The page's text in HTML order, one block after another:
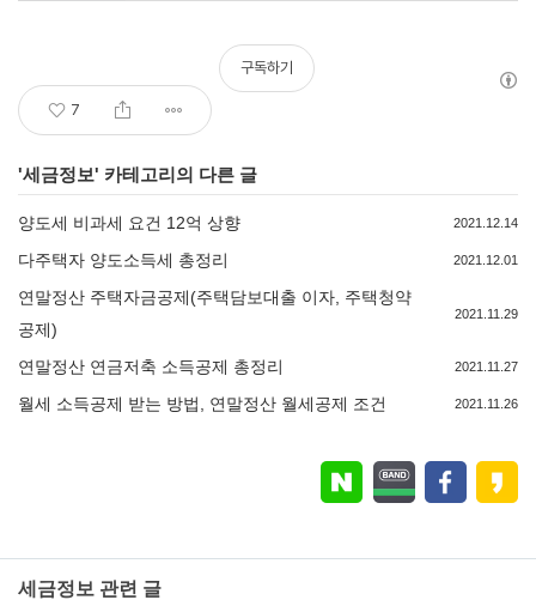
7
구독하기
'세금정보' 카테고리의 다른 글
양도세 비과세 요건 12억 상향 2021.12.14
다주택자 양도소득세 총정리 2021.12.01
연말정산 주택자금공제(주택담보대출 이자, 주택청약
공제)
2021.11.29
연말정산 연금저축 소득공제 총정리 2021.11.27
월세 소득공제 받는 방법, 연말정산 월세공제 조건 2021.11.26
세금정보 관련 글